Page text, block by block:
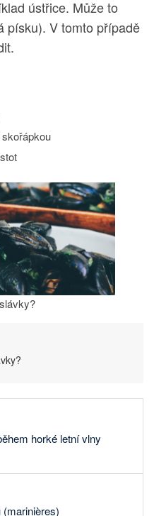
ústřice. Může to
písku). V tomto případě
horké letní vlny